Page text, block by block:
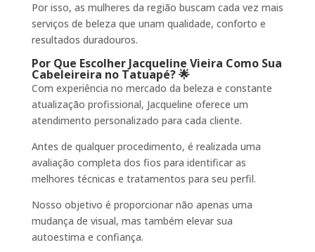
Por isso, as mulheres da região buscam cada vez mais
serviços de beleza que unam qualidade, conforto e
resultados duradouros.
Por Que Escolher Jacqueline Vieira Como Sua
Cabeleireira no Tatuapé? 🌟
Com experiência no mercado da beleza e constante
atualização profissional, Jacqueline oferece um
atendimento personalizado para cada cliente.
Antes de qualquer procedimento, é realizada uma
avaliação completa dos fios para identificar as
melhores técnicas e tratamentos para seu perfil.
Nosso objetivo é proporcionar não apenas uma
mudança de visual, mas também elevar sua
autoestima e confiança.